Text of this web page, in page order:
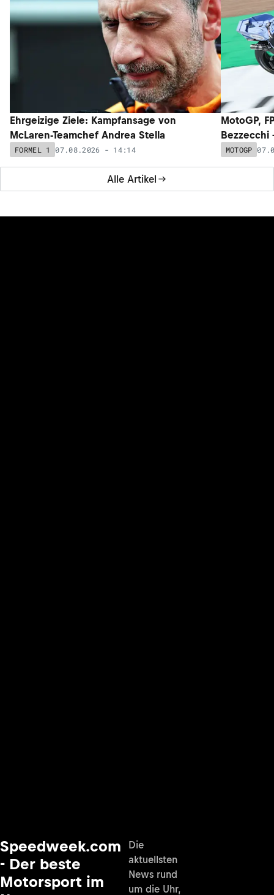
Alle Artikel
Ehrgeizige Ziele: Kampfansage von
McLaren-Teamchef Andrea Stella
FORMEL 1 07.08.2026 - 14:14
MotoGP,
Bezzecchi
MOTOGP
Speedweek.com
- Der beste
Motorsport im
Die
aktuellsten
News rund
um die Uhr,